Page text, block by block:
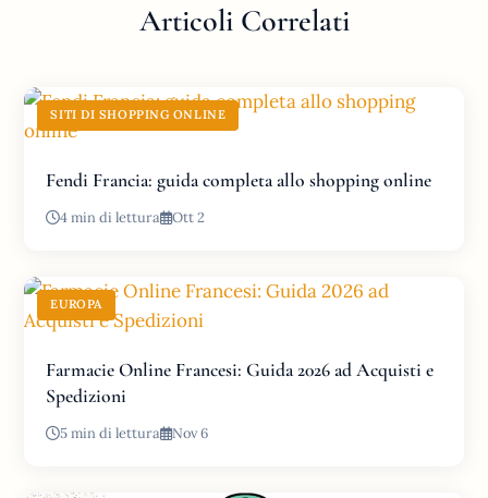
Articoli Correlati
SITI DI SHOPPING ONLINE
Fendi Francia: guida completa allo shopping online
4 min di lettura Ott 2
EUROPA
Farmacie Online Francesi: Guida 2026 ad Acquisti e
Spedizioni
5 min di lettura Nov 6